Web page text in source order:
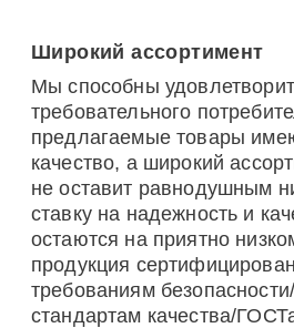
Широкий ассортимент
Мы способны
требовательного
предлагаемые товары
качество, а широкий
не оставит равнодушным
ставку на надежность и
остаются на приятно
продукция
требованиям
стандартам качества/